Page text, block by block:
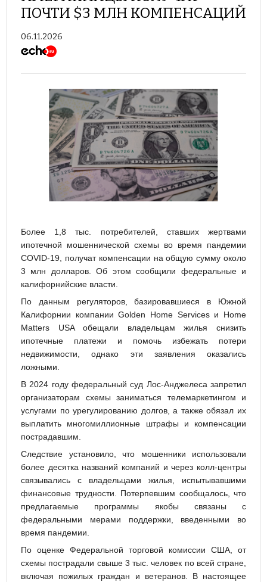
ПОЧТИ $3 МЛН КОМПЕНСАЦИЙ
06.11.2026
Более 1,8 тыс. потребителей, ставших жертвами
ипотечной мошеннической схемы во время пандемии
COVID-19, получат компенсации на общую сумму около
3 млн долларов. Об этом сообщили федеральные и
калифорнийские власти.
По данным регуляторов, базировавшиеся в Южной
Калифорнии компании Golden Home Services и Home
Matters USA обещали владельцам жилья снизить
ипотечные платежи и помочь избежать потери
недвижимости, однако эти заявления оказались
ложными.
В 2024 году федеральный суд Лос-Анджелеса запретил
организаторам схемы заниматься телемаркетингом и
услугами по урегулированию долгов, а также обязал их
выплатить многомиллионные штрафы и компенсации
пострадавшим.
Следствие установило, что мошенники использовали
более десятка названий компаний и через колл-центры
связывались с владельцами жилья, испытывавшими
финансовые трудности. Потерпевшим сообщалось, что
предлагаемые программы якобы связаны с
федеральными мерами поддержки, введенными во
время пандемии.
По оценке Федеральной торговой комиссии США, от
схемы пострадали свыше 3 тыс. человек по всей стране,
включая пожилых граждан и ветеранов. В настоящее